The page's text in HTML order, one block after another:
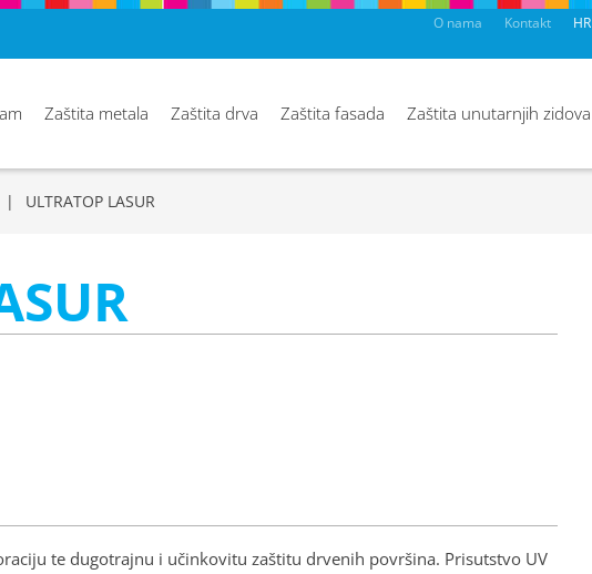
HR
O nama Kontakt
Zaštita metala Zaštita drva Zaštita fasada Zaštita unutarnjih zidova
ULTRATOP LASUR
te dugotrajnu i učinkovitu zaštitu drvenih površina. Prisutstvo UV